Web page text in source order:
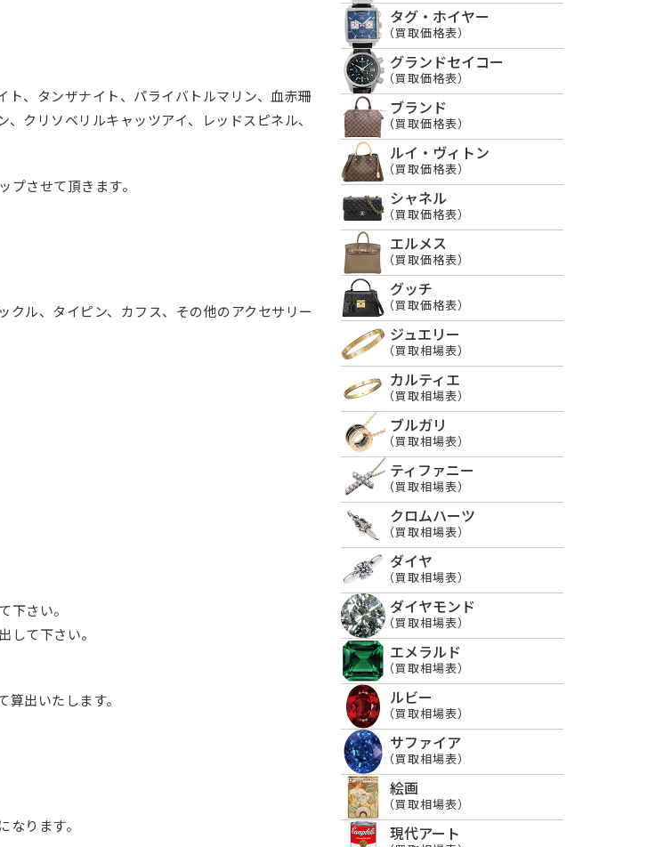
ト、タンザナイト、パライバトルマリン、血赤珊
クリソベリルキャッツアイ、レッドスピネル、
させて頂きます。
ル、タイピン、カフス、その他のアクセサリー
下さい。
して下さい。
出いたします。
ります。
タグ・ホイヤー
（買取価格表）
グランドセイコー
（買取価格表）
ブランド
（買取価格表）
ルイ・ヴィトン
（買取価格表）
シャネル
（買取価格表）
エルメス
（買取価格表）
グッチ
（買取価格表）
ジュエリー
（買取相場表）
カルティエ
（買取相場表）
ブルガリ
（買取相場表）
ティファニー
（買取相場表）
クロムハーツ
（買取相場表）
ダイヤ
（買取相場表）
ダイヤモンド
（買取相場表）
エメラルド
（買取相場表）
ルビー
（買取相場表）
サファイア
（買取相場表）
絵画
（買取相場表）
現代アート